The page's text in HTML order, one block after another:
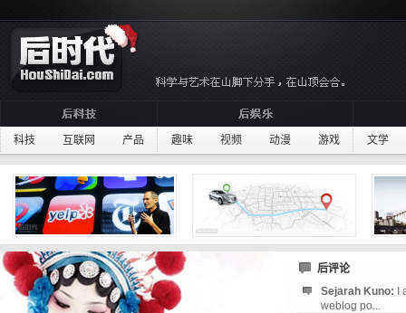
科技 互联网 产品 趣味 视频 动漫 游戏 文学
后评论
Sejarah Kuno:
weblog po...